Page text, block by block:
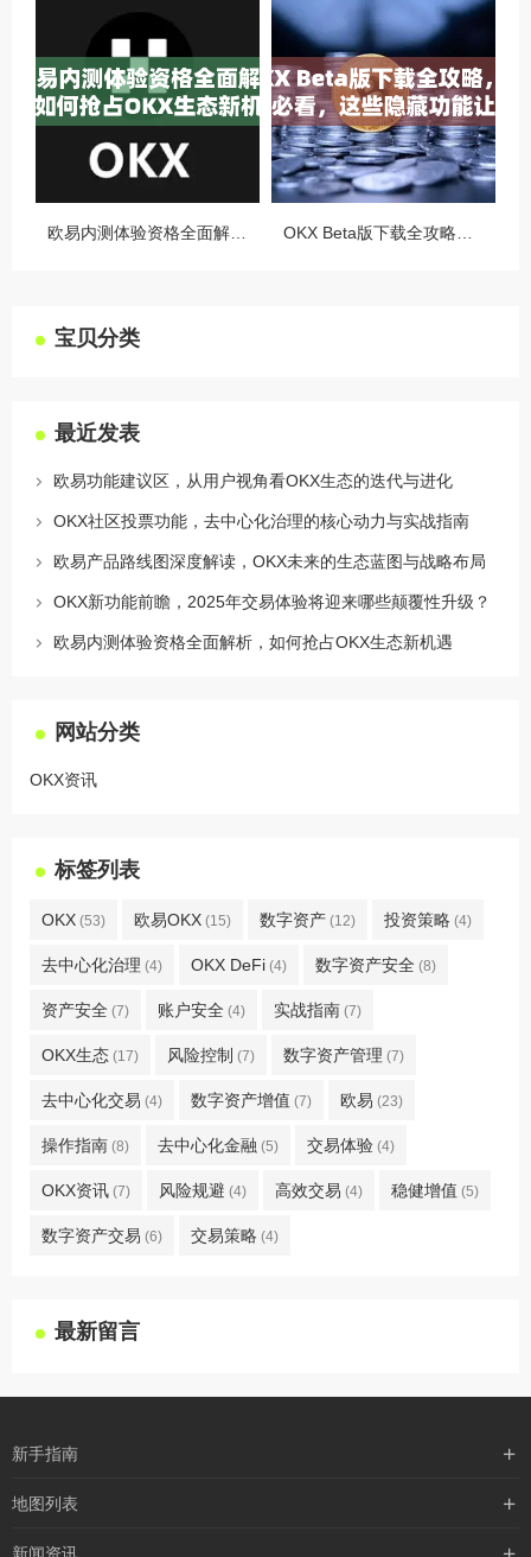
宝贝分类
最近发表
欧易功能建议区，从用户视角看OKX生态的迭代与进化
OKX社区投票功能，去中心化治理的核心动力与实战指南
欧易产品路线图深度解读，OKX未来的生态蓝图与战略布局
OKX新功能前瞻，2025年交易体验将迎来哪些颠覆性升级？
欧易内测体验资格全面解析，如何抢占OKX生态新机遇
网站分类
OKX资讯
标签列表
OKX (53) 欧易OKX (15) 数字资产 (12) 投资策略 (4)
去中心化治理 (4) OKX DeFi (4) 数字资产安全 (8)
资产安全 (7) 账户安全 (4) 实战指南 (7)
OKX生态 (17) 风险控制 (7) 数字资产管理 (7)
去中心化交易 (4) 数字资产增值 (7) 欧易 (23)
操作指南 (8) 去中心化金融 (5) 交易体验 (4)
OKX资讯 (7) 风险规避 (4) 高效交易 (4) 稳健增值 (5)
数字资产交易 (6) 交易策略 (4)
最新留言
新手指南
购买流程
地图列表
最新文章